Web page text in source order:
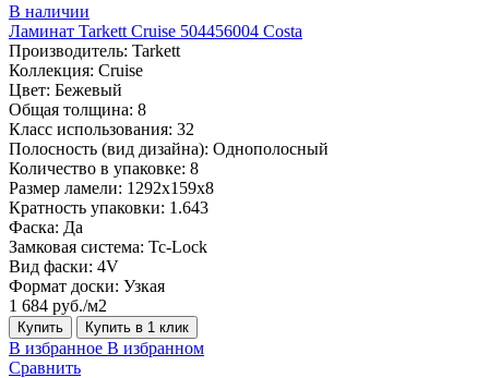
В наличии
Ламинат Tarkett Cruise 504456004 Costa
Производитель: Tarkett
Коллекция: Cruise
Цвет: Бежевый
Общая толщина: 8
Класс использования: 32
Полосность (вид дизайна): Однополосный
Количество в упаковке: 8
Размер ламели: 1292х159х8
Кратность упаковки: 1.643
Фаска: Да
Замковая система: Tc-Lock
Вид фаски: 4V
Формат доски: Узкая
1 684 руб./м2
Купить Купить в 1 клик
В избранное В избранном
Сравнить